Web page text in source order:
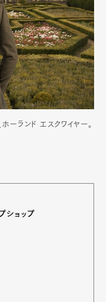
ーランド エスクワイヤー。
ショップ